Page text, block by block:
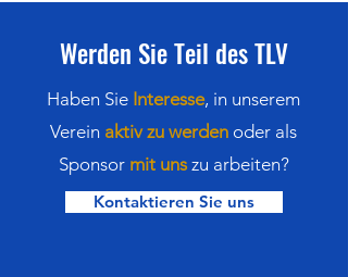
Werden Sie Teil des TLV
Haben Sie Interesse, in unserem
Verein aktiv zu werden oder als
Sponsor mit unszu arbeiten?
Kontaktieren Sie uns